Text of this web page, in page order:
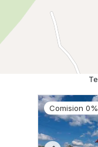
Comision 0%